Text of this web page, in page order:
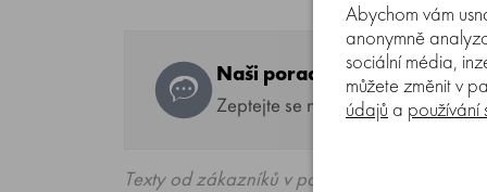
Naši poradci a znalci
Zeptejte se na co potřebujete,
Texty od zákazníků v poradně odrážejí
Abychom vám
anonymně
sociální média,
můžete změnit v
údajů a používání